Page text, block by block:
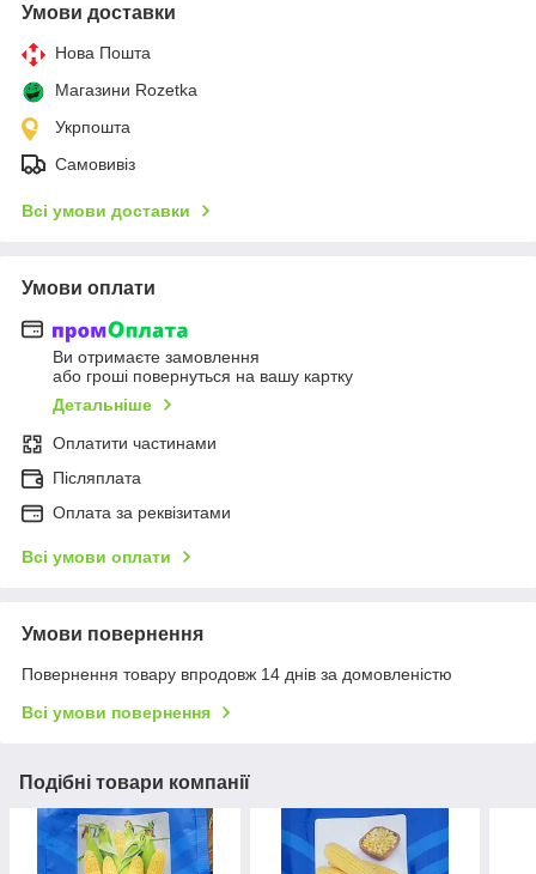
Умови доставки
Нова Пошта
Магазини Rozetka
Укрпошта
Самовивіз
Всі умови доставки
Умови оплати
Ви отримаєте замовлення
або гроші повернуться на вашу картку
Детальніше
Оплатити частинами
Післяплата
Оплата за реквізитами
Всі умови оплати
Умови повернення
Повернення товару впродовж 14 днів за домовленістю
Всі умови повернення
Подібні товари компанії